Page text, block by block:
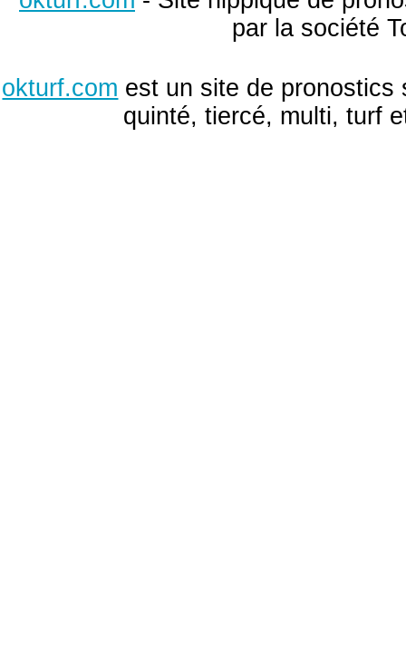
par la société
okturf.com est un site de pronostics
quinté, tiercé, multi, turf